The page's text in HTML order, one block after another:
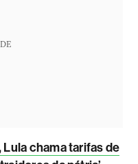
chama tarifas de